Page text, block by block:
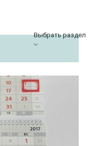
Выбрать раздел